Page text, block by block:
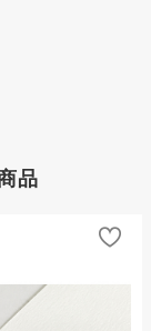
品